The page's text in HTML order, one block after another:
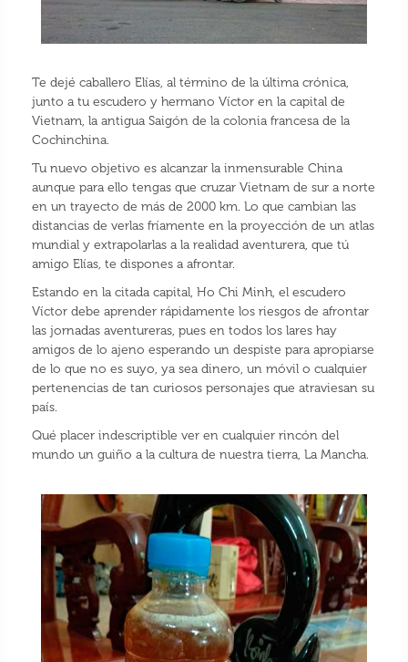
Te dejé caballero Elías, al término de la última crónica,
junto a tu escudero y hermano Víctor en la capital de
Vietnam, la antigua Saigón de la colonia francesa de la
Cochinchina.
Tu nuevo objetivo es alcanzar la inmensurable China
aunque para ello tengas que cruzar Vietnam de sur a norte
en un trayecto de más de 2000 km. Lo que cambian las
distancias de verlas fríamente en la proyección de un atlas
mundial y extrapolarlas a la realidad aventurera, que tú
amigo Elías, te dispones a afrontar.
Estando en la citada capital, Ho Chi Minh, el escudero
Víctor debe aprender rápidamente los riesgos de afrontar
las jornadas aventureras, pues en todos los lares hay
amigos de lo ajeno esperando un despiste para apropiarse
de lo que no es suyo, ya sea dinero, un móvil o cualquier
pertenencias de tan curiosos personajes que atraviesan su
país.
Qué placer indescriptible ver en cualquier rincón del
mundo un guiño a la cultura de nuestra tierra, La Mancha.